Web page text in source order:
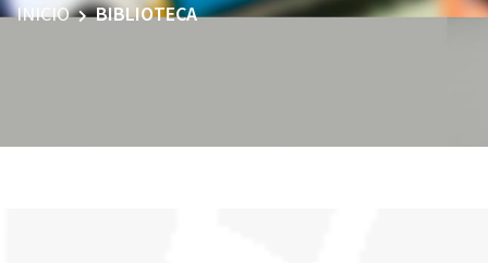
INICIO BIBLIOTECA